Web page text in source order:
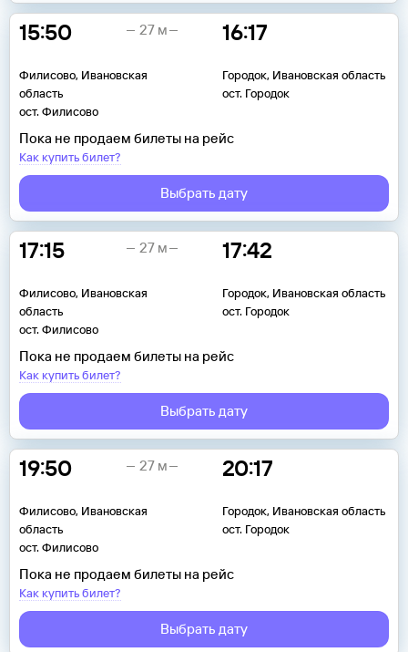
15:50
Филисово, Ивановская
область
ост. Филисово
16:17
Городок, Ивановская область
ост. Городок
27 м
Пока не продаем билеты на рейс
Как купить билет?
Выбрать дату
17:15
Филисово, Ивановская
область
ост. Филисово
17:42
Городок, Ивановская область
ост. Городок
27 м
Пока не продаем билеты на рейс
Как купить билет?
Выбрать дату
19:50
Филисово, Ивановская
область
ост. Филисово
20:17
Городок, Ивановская область
ост. Городок
27 м
Пока не продаем билеты на рейс
Как купить билет?
Выбрать дату